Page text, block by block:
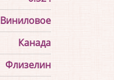
Виниловое
Канада
Флизелин